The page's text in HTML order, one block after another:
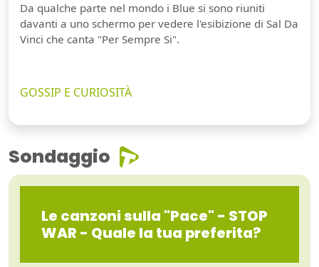
Da qualche parte nel mondo i Blue si sono riuniti
davanti a uno schermo per vedere l'esibizione di Sal Da
Vinci che canta "Per Sempre Si".
GOSSIP E CURIOSITÀ
Sondaggio
Le canzoni sulla "Pace" - STOP
WAR - Quale la tua preferita?